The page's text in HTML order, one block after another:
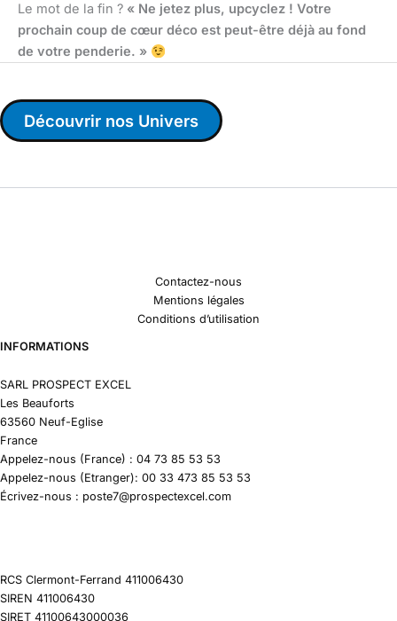
Le mot de la fin ? « Ne jetez plus, upcyclez ! Votre
prochain coup de cœur déco est peut-être déjà au fond
de votre penderie. »
Découvrir nos Univers
Contactez-nous
Mentions légales
Conditions d’utilisation
INFORMATIONS
SARL PROSPECT EXCEL
Les Beauforts
63560 Neuf-Eglise
France
Appelez-nous (France) : 04 73 85 53 53
Appelez-nous (Etranger): 00 33 473 85 53 53
Écrivez-nous : poste7@prospectexcel.com
RCS Clermont-Ferrand 411006430
SIREN 411006430
SIRET 41100643000036